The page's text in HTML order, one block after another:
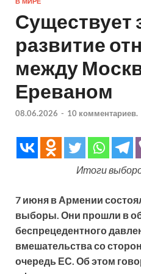
Существует
развитие
между
Ереваном
08.06.2026 - 10 комментариев.
Итоги
7 июня в Армении
выборы. Они прошли в
беспрецедентного
вмешательства со
очередь ЕС. Об этом